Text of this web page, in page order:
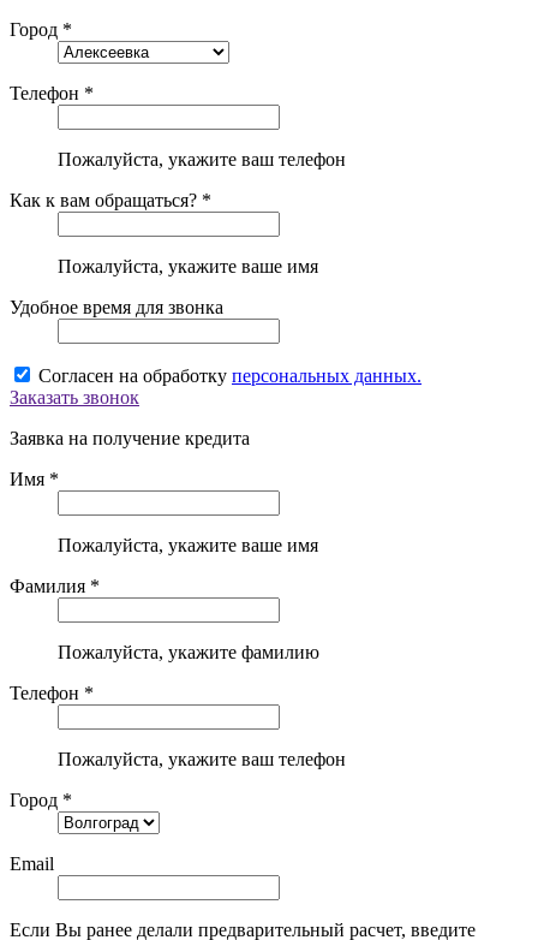
Город *
Телефон *
Пожалуйста, укажите ваш телефон
Как к вам обращаться? *
Пожалуйста, укажите ваше имя
Удобное время для звонка
Согласен на обработку персональных данных.
Заказать звонок
Заявка на получение кредита
Имя *
Пожалуйста, укажите ваше имя
Фамилия *
Пожалуйста, укажите фамилию
Телефон *
Пожалуйста, укажите ваш телефон
Город *
Email
Если Вы ранее делали предварительный расчет, введите